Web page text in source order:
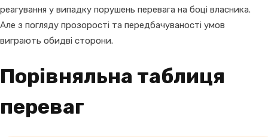
реагування у випадку порушень перевага на боці власника.
Але з погляду прозорості та передбачуваності умов
виграють обидві сторони.
Порівняльна таблиця
переваг